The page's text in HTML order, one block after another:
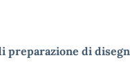
preparazione di